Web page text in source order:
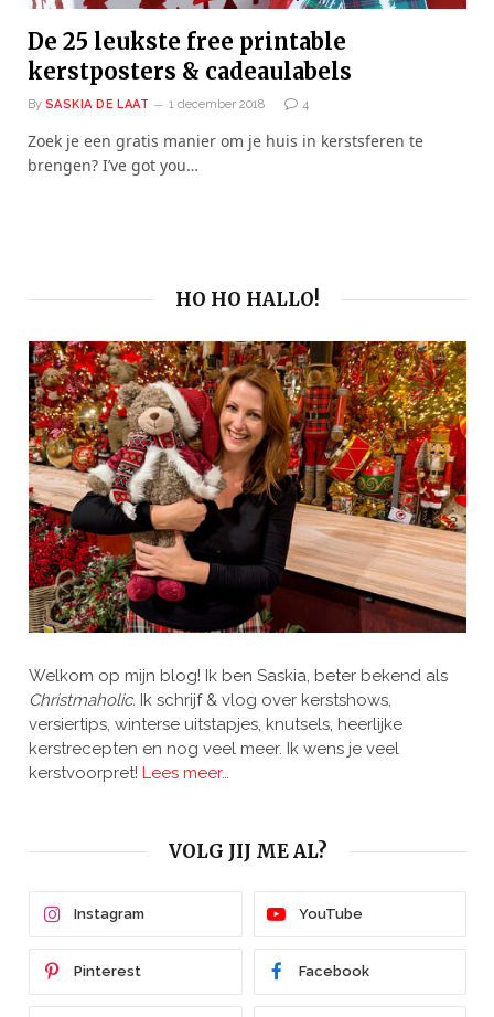
De 25 leukste free printable
kerstposters & cadeaulabels
By SASKIA DE LAAT 1 december 2018 4
Zoek je een gratis manier om je huis in kerstsferen te
brengen? I’ve got you…
HO HO HALLO!
Welkom op mijn blog! Ik ben Saskia, beter bekend als
Christmaholic. Ik schrijf & vlog over kerstshows,
versiertips, winterse uitstapjes, knutsels, heerlijke
kerstrecepten en nog veel meer. Ik wens je veel
kerstvoorpret! Lees meer…
VOLG JIJ ME AL?
Instagram YouTube
Pinterest Facebook